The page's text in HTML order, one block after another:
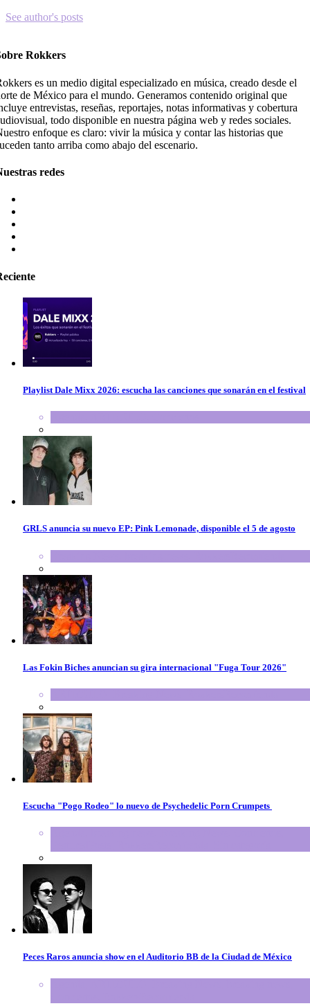
See author's posts
Rokkers
es un medio digital especializado en música, creado desde el
de México para el mundo. Generamos contenido original que
entrevistas, reseñas, reportajes, notas informativas y cobertura
todo disponible en nuestra página web y redes sociales.
enfoque es claro: vivir la música y contar las historias que
tanto arriba como abajo del escenario.
redes
Playlist Dale Mixx 2026: escucha las canciones que sonarán en el festival
GRLS anuncia su nuevo EP: Pink Lemonade, disponible el 5 de agosto
Las Fokin Biches anuncian su gira internacional "Fuga Tour 2026"
Escucha "Pogo Rodeo" lo nuevo de Psychedelic Porn Crumpets
Peces Raros anuncia show en el Auditorio BB de la Ciudad de México